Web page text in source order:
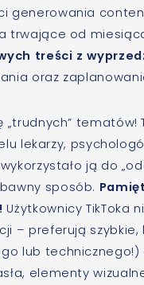
generowania
trwające od
treści z
oraz
„trudnych”
lekarzy,
ją do
sposób.
Użytkownicy
– preferują
lub
elementy